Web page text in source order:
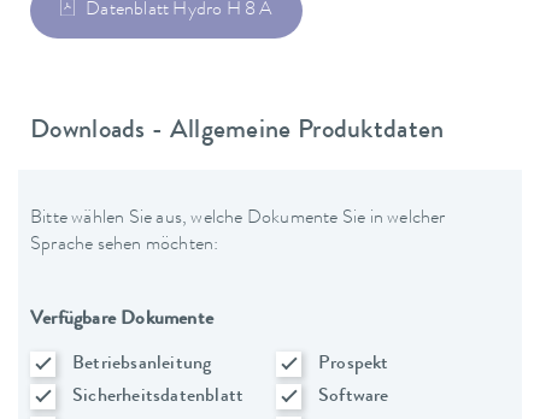
Datenblatt Hydro H 8 A
Downloads - Allgemeine Produktdaten
Bitte wählen Sie aus, welche Dokumente Sie in welcher
Sprache sehen möchten:
Verfügbare Dokumente
Betriebsanleitung
Prospekt
Sicherheitsdatenblatt
Software